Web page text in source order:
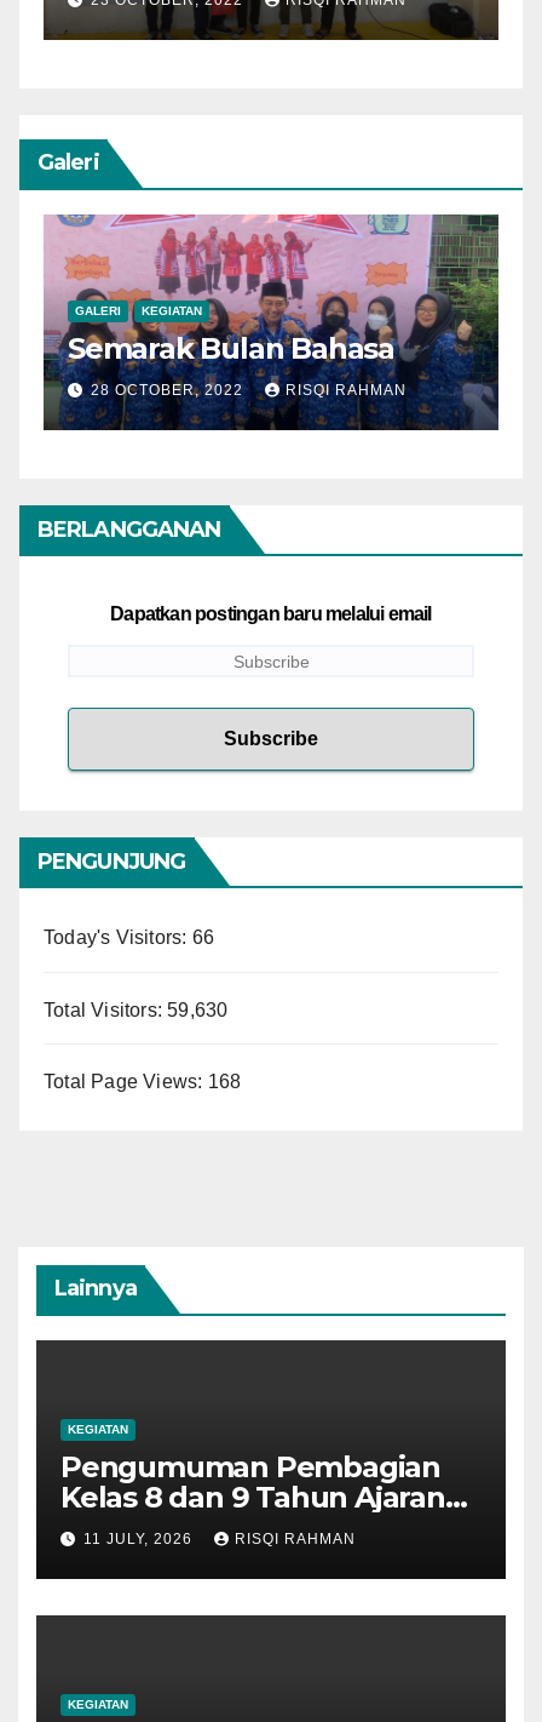
Galeri
GALERI KEGIATAN
Semarak Bulan Bahasa
28 OCTOBER, 2022 RISQI RAHMAN
BERLANGGANAN
Dapatkan postingan baru melalui email
PENGUNJUNG
Today's Visitors: 66
Total Visitors:59,630
Total Page Views: 168
Lainnya
KEGIATAN
Pengumuman Pembagian
Kelas 8 dan 9 Tahun Ajaran
2026-2027
11 JULY, 2026 RISQI RAHMAN
KEGIATAN